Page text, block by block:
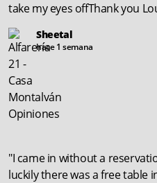
take my eyes offThank you
Sheetal
hace 1 semana
"I came in without a
luckily there was a free table